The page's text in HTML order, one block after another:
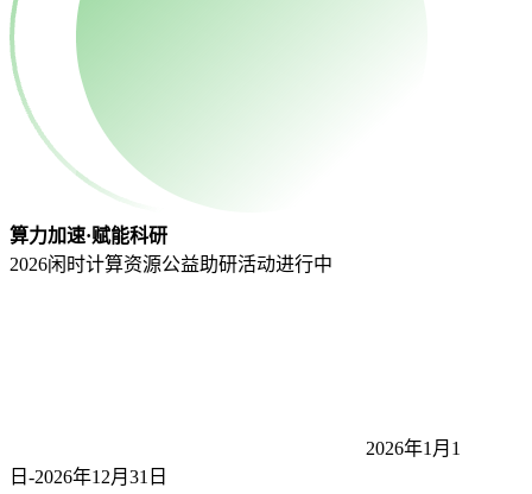
算力加速·赋能科研
2026闲时计算资源公益助研活动进行中
2026年1月1
日-2026年12月31 日